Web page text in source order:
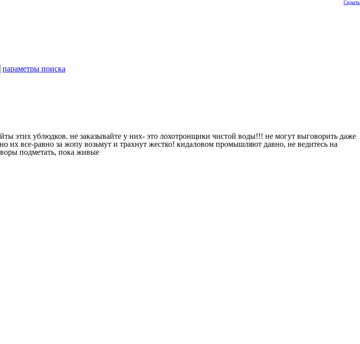
параметры поиска
Скрыть
этих ублюдков. не заказывайте у них- это лохотронщики чистой воды!!! не могут выговорить даже
их все-равно за жопу возьмут и трахнут жестко! кидаловом промышляют давно, не ведитесь на
подметать, пока живые